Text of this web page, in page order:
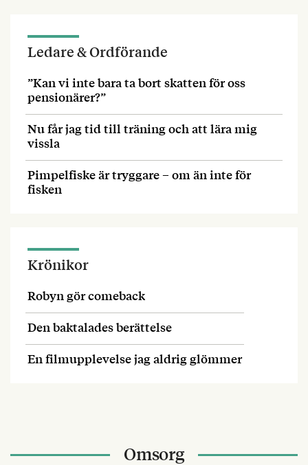
Ledare & Ordförande
”Kan vi inte bara ta bort skatten för oss
pensionärer?”
Nu får jag tid till träning och att lära mig
vissla
Pimpelfiske är tryggare – om än inte för
fisken
Krönikor
Robyn gör comeback
Den baktalades berättelse
En filmupplevelse jag aldrig glömmer
Omsorg